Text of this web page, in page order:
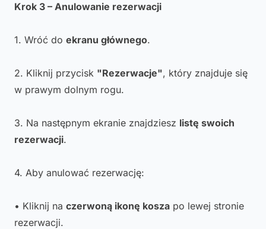
Krok 3 – Anulowanie rezerwacji
1. Wróć do ekranu głównego.
2. Kliknij przycisk "Rezerwacje", który znajduje się
w prawym dolnym rogu.
3. Na następnym ekranie znajdziesz listę swoich
rezerwacji.
4. Aby anulować rezerwację:
• Kliknij na czerwoną ikonę kosza po lewej stronie
rezerwacji.